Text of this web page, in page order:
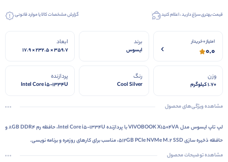
قیمت بهتری سراغ دارید ، اعلام کنید گزارش مشخصات کالا یا موارد قانونی
امتیاز 0 خریدار
0.0
برند
ایسوس
ابعاد
359.7 × 232.5 × 17.9
وزن
1.70 کیلوگرم
رنگ
Cool Silver
پردازنده
Intel Core i5-1334U
مشاهده ویژگی‌های محصول
لپ تاپ ایسوس مدل VIVOBOOK X1504VA با پردازنده Intel Core i5-1334U، حافظه رم 8GB DDR4 و
حافظه ذخیره سازی 512GB PCIe NVMe M.2 SSD، مناسب برای کارهای روزمره و برنامه نویسی.
مشاهده توضیحات محصول